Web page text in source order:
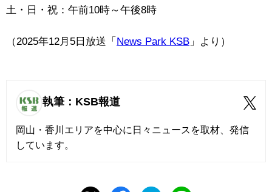
土・日・祝：午前10時～午後8時
（2025年12月5日放送「 News Park KSB 」より）
執筆：KSB報道
岡山・香川エリアを中心に日々ニュースを取材、発信
しています。